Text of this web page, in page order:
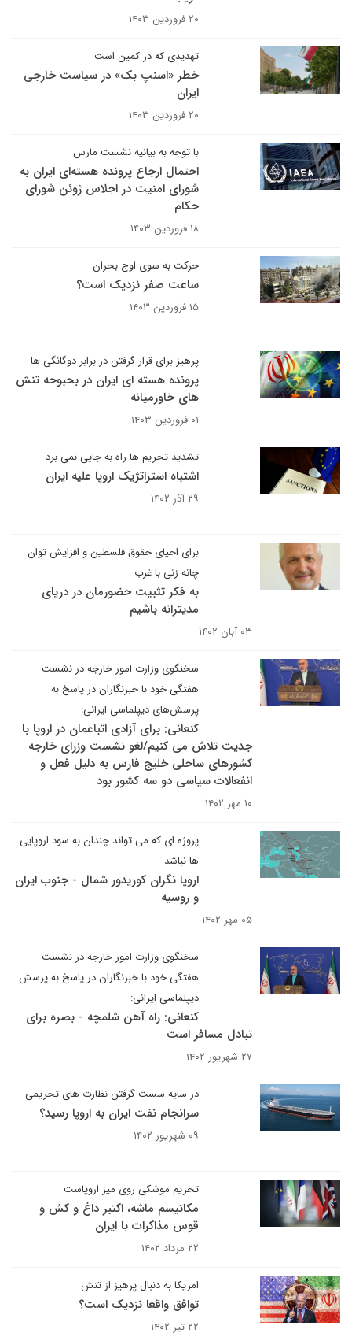
۲۰ فروردین ۱۴۰۳
تهدیدی که در کمین است
خطر «اسنپ بک» در سیاست خارجی
ایران
۲۰ فروردین ۱۴۰۳
با توجه به بیانیه نشست مارس
احتمال ارجاع پرونده هسته‌ای ایران به
شورای امنیت در اجلاس ژوئن شورای
حکام
۱۸ فروردین ۱۴۰۳
حرکت به سوی اوج بحران
ساعت صفر نزدیک است؟
۱۵ فروردین ۱۴۰۳
پرهیز برای قرار گرفتن در برابر دوگانگی ها
پرونده هسته ای ایران در بحبوحه تنش
های خاورمیانه
۰۱ فروردین ۱۴۰۳
تشدید تحریم ها راه به جایی نمی برد
اشتباه استراتژیک اروپا علیه ایران
۲۹ آذر ۱۴۰۲
برای احیای حقوق فلسطین و افزایش توان
چانه زنی با غرب
به فکر تثبیت حضورمان در دریای
مدیترانه باشیم
۰۳ آبان ۱۴۰۲
سخنگوی وزارت امور خارجه در نشست
هفتگی خود با خبرنگاران در پاسخ به
پرسش‌های دیپلماسی ایرانی:
کنعانی: برای آزادی اتباعمان در اروپا با
جدیت تلاش می کنیم/لغو نشست وزرای خارجه
کشورهای ساحلی خلیج فارس به دلیل فعل و
انفعالات سیاسی دو سه کشور بود
۱۰ مهر ۱۴۰۲
پروژه ای که می تواند چندان به سود اروپایی
ها نباشد
اروپا نگران کوریدور شمال - جنوب ایران
و روسیه
۰۵ مهر ۱۴۰۲
سخنگوی وزارت امور خارجه در نشست
هفتگی خود با خبرنگاران در پاسخ به پرسش
دیپلماسی ایرانی:
کنعانی: راه آهن شلمچه - بصره برای
تبادل مسافر است
۲۷ شهریور ۱۴۰۲
در سایه سست گرفتن نظارت های تحریمی
سرانجام نفت ایران به اروپا رسید؟
۰۹ شهریور ۱۴۰۲
تحریم موشکی روی میز اروپاست
مکانیسم ماشه، اکتبر داغ و کش و
قوس مذاکرات با ایران
۲۲ مرداد ۱۴۰۲
امریکا به دنبال پرهیز از تنش
توافق واقعا نزدیک است؟
۲۲ تیر ۱۴۰۲